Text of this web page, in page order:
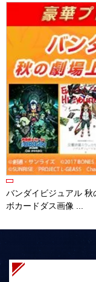
バンダイビジュアル
ボカードダス画像 ...